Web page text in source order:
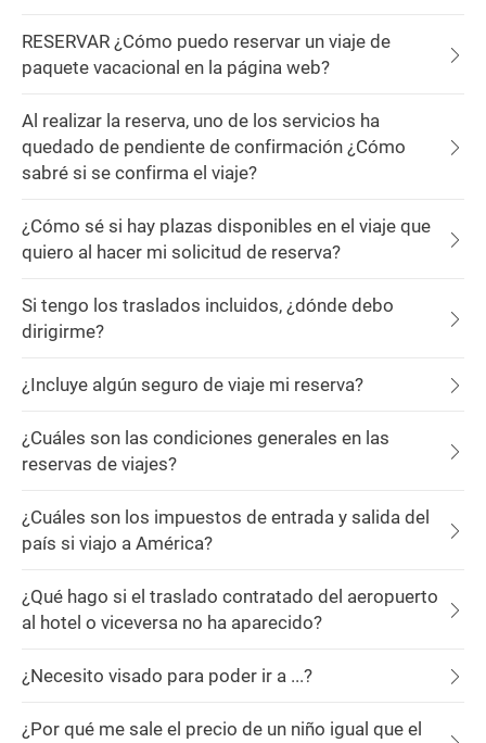
RESERVAR ¿Cómo puedo reservar un viaje de
paquete vacacional en la página web?
Al realizar la reserva, uno de los servicios ha
quedado de pendiente de confirmación ¿Cómo
sabré si se confirma el viaje?
¿Cómo sé si hay plazas disponibles en el viaje que
quiero al hacer mi solicitud de reserva?
Si tengo los traslados incluidos, ¿dónde debo
dirigirme?
¿Incluye algún seguro de viaje mi reserva?
¿Cuáles son las condiciones generales en las
reservas de viajes?
¿Cuáles son los impuestos de entrada y salida del
país si viajo a América?
¿Qué hago si el traslado contratado del aeropuerto
al hotel o viceversa no ha aparecido?
¿Necesito visado para poder ir a ...?
¿Por qué me sale el precio de un niño igual que el